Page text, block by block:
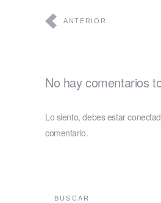
ANTERIOR
No hay comentarios
Lo siento, debes estar
comentario.
BUSCAR